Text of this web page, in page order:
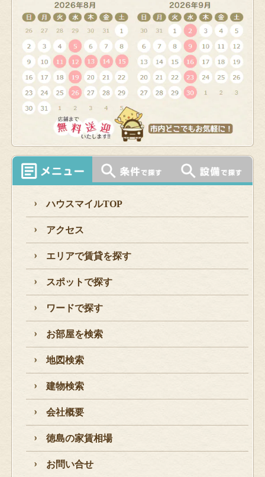
ハウスマイルTOP
アクセス
エリアで賃貸を探す
スポットで探す
ワードで探す
お部屋を検索
地図検索
建物検索
会社概要
徳島の家賃相場
お問い合せ